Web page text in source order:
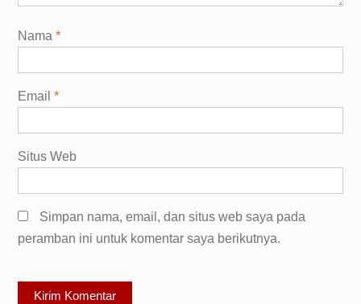
Nama *
Email *
Situs Web
Simpan nama, email, dan situs web saya pada
peramban ini untuk komentar saya berikutnya.